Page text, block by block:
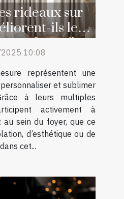
rideaux sur
ils le
foyer ?
10:08
représentent une
et sublimer
à leurs multiples
activement à
sein du foyer, que ce
d’esthétique ou de
cet...